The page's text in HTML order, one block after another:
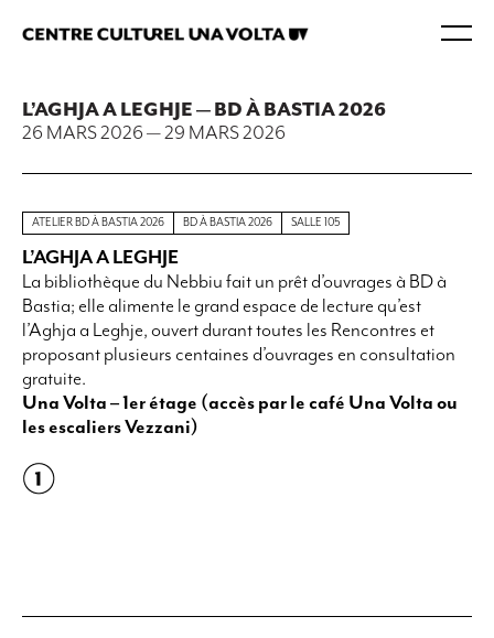
L’AGHJA A LEGHJE — BD À BASTIA 2026
26 MARS 2026 —29 MARS 2026
ATELIER BD À BASTIA 2026 BD À BASTIA 2026 SALLE 105
L’AGHJA A LEGHJE
La bibliothèque du Nebbiu fait un prêt d’ouvrages à BD à
Bastia; elle alimente le grand espace de lecture qu’est
l’Aghja a Leghje, ouvert durant toutes les Rencontres et
proposant plusieurs centaines d’ouvrages en consultation
gratuite.
Una Volta – 1er étage (accès par le café Una Volta ou
les escaliers Vezzani)